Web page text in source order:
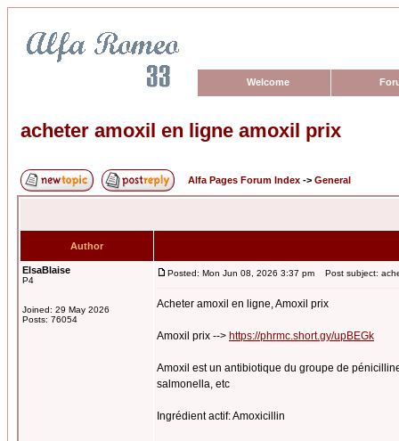
Welcome
acheter amoxil en ligne amoxil prix
Alfa Pages Forum Index -> General
Author
ElsaBlaise
P4
Joined: 29 May 2026
Posts: 76054
Posted: Mon Jun 08, 2026 3:37 pm Post subject:
Acheter amoxil en ligne, Amoxil prix
Amoxil prix --> https://phrmc.short.gy/upBEGk
Amoxil est un antibiotique du groupe de
salmonella, etc
Ingrédient actif: Amoxicillin